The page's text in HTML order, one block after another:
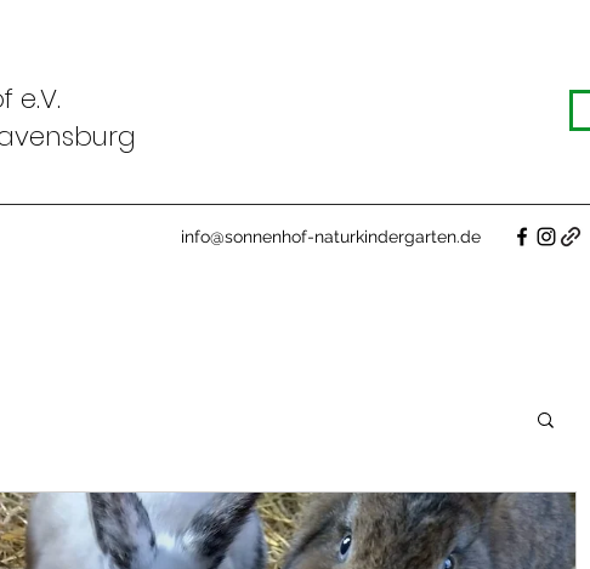
e.V.
info@sonnenhof-naturkindergarten.de